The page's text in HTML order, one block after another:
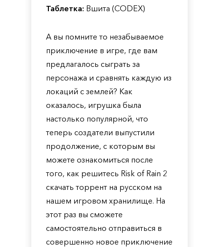
Таблетка: Вшита (CODEX)
А вы помните то незабываемое
приключение в игре, где вам
предлагалось сыграть за
персонажа и сравнять каждую из
локаций с землей? Как
оказалось, игрушка была
настолько популярной, что
теперь создатели выпустили
продолжение, с которым вы
можете ознакомиться после
того, как решитесь Risk of Rain 2
скачать торрент на русском на
нашем игровом хранилище. На
этот раз вы сможете
самостоятельно отправиться в
совершенно новое приключение